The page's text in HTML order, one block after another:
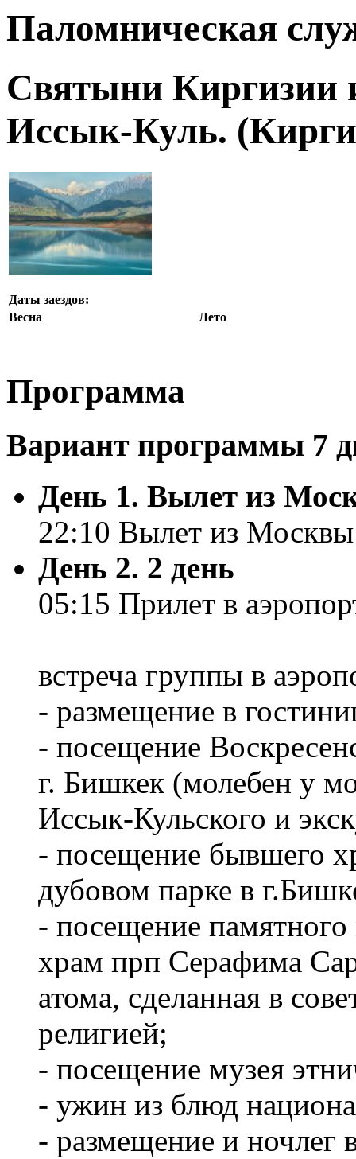
Паломническая
Святыни Киргизии
Иссык-Куль.
Даты заездов:
Весна
Лето
Программа
Вариант программы 7
День 1. Вылет из
22:10 Вылет из
День 2. 2 день
05:15 Прилет в
встреча группы в
- размещение в
- посещение
г. Бишкек (молебен у
Иссык-Кульского и
- посещение бывшего
дубовом парке в
- посещение памятного
храм прп Серафима
атома, сделанная в
религией;
- посещение музея
- ужин из блюд
- размещение и ночлег